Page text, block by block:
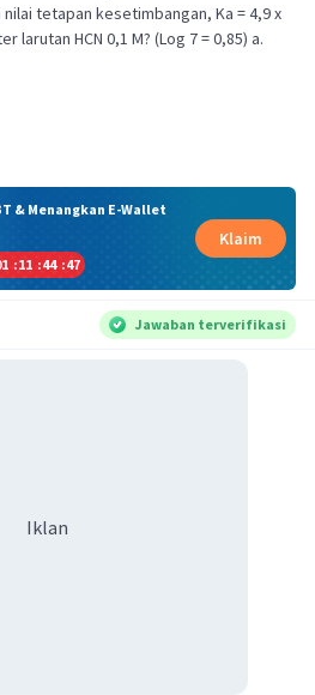
tetapan kesetimbangan, Ka = 4,9 x
larutan HCN 0,1 M? (Log 7 = 0,85) a.
& Menangkan E-Wallet
:11 :44 :46
Klaim
Jawaban terverifikasi
Iklan